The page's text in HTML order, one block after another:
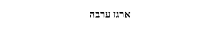
ארגז ערבה